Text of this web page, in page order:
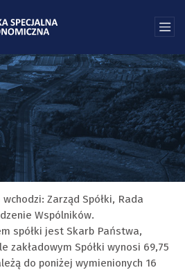
Zarząd Spółki, Rada
Wspólników.
spółki jest Skarb Państwa,
zakładowym Spółki wynosi 69,75
do poniżej wymienionych 16